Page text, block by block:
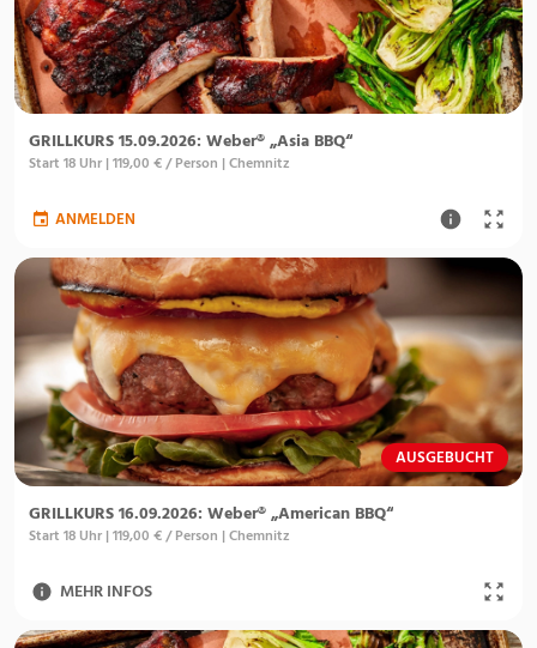
GRILLKURS 15.09.2026: Weber® „Asia BBQ“
Start 18 Uhr | 119,00 € / Person | Chemnitz
ANMELDEN
AUSGEBUCHT
GRILLKURS 16.09.2026: Weber® „American BBQ“
Start 18 Uhr | 119,00 € / Person | Chemnitz
MEHR INFOS